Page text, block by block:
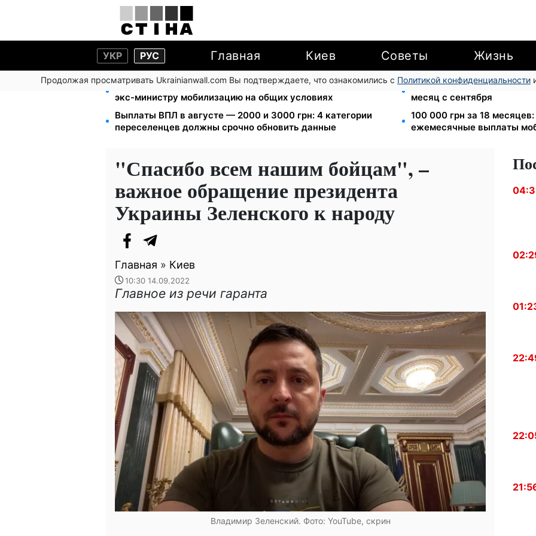
УКР РУС Главная Киев Советы Жизнь
Продолжая просматривать Ukrainianwall.com Вы подтверждаете, что ознакомились с Политикой конфиденциальности
Федоров уволен и без бронирования: Камельчук предлагает
экс-министру мобилизацию на общих условиях
Ночной тариф на свет
месяц с сентября
Выплаты ВПЛ в августе — 2000 и 3000 грн: 4 категории
переселенцев должны срочно обновить данные
100 000 грн за 18
ежемесячные выплаты
"Спасибо всем нашим бойцам", –
важное обращение президента
Украины Зеленского к народу
Главная » Киев
10:30 14.09.2022
Главное из речи гаранта
Владимир Зеленский. Фото: YouTube, скрин